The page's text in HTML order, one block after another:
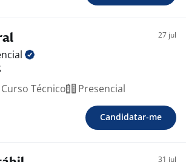
27 jul
Curso Técnico Presencial
Candidatar-me
31 jul